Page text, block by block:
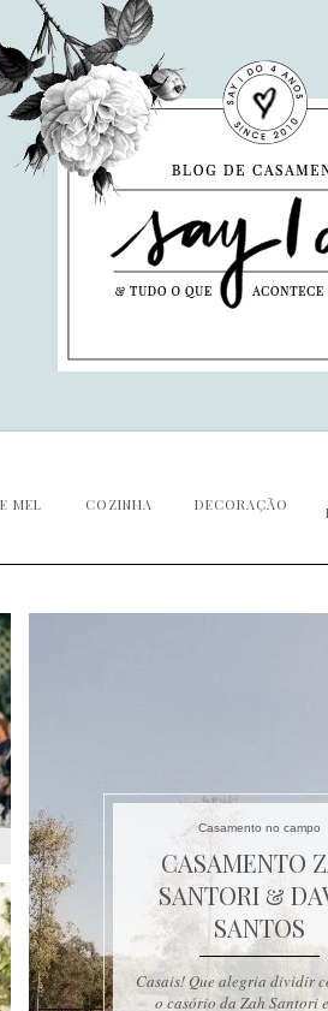
MEL COZINHA DECORAÇÃO
Casamento no campo
CASAMENTO
SANTORI &
SANTOS
Casais! Que alegria dividir
o casório da Zah Santori